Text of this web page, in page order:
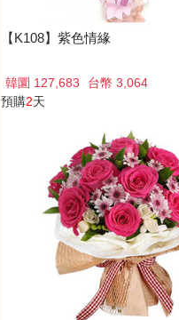
【K108】紫色情緣
韓圜 127,683
台幣 3,064
預購2天